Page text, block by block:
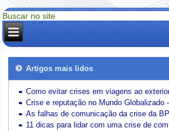
Artigos mais lidos
Como evitar crises em viagens ao
Crise e reputação no Mundo Globalizado
As falhas de comunicação da crise da BP
11 dicas para lidar com uma crise de